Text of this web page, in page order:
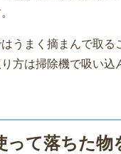
うまく摘まんで取る
方は掃除機で吸い込
って落ちた物